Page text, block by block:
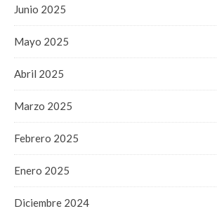
Junio 2025
Mayo 2025
Abril 2025
Marzo 2025
Febrero 2025
Enero 2025
Diciembre 2024